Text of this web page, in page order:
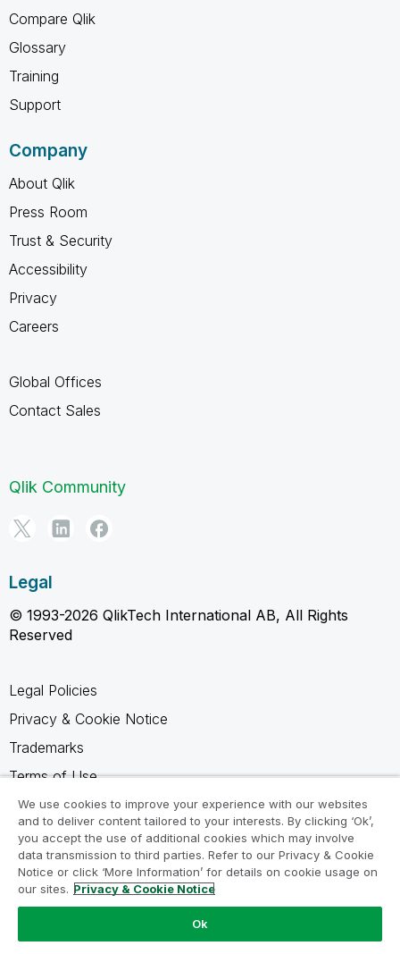
Compare Qlik
Glossary
Training
Support
Company
About Qlik
Press Room
Trust & Security
Accessibility
Privacy
Careers
Global Offices
Contact Sales
Qlik Community
Legal
© 1993-2026 QlikTech International AB, All Rights
Reserved
Legal Policies
Privacy & Cookie Notice
Trademarks
Terms of Use
Legal Agreements
Product Terms
Do not share my info
We use cookies to improve your experience with our websites
and to deliver content tailored to your interests. By clicking ‘Ok’,
you accept the use of additional cookies which may involve
data transmission to third parties. Refer to our Privacy & Cookie
Notice or click ‘More Information’ for details on cookie usage on
our sites. Privacy & Cookie Notice
Ok